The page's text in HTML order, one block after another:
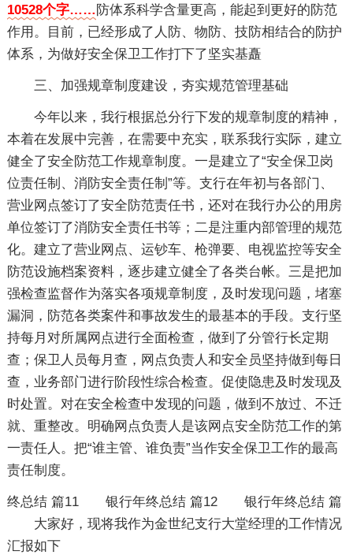
10528个字…… 防体系科学含量更高，能起到更好的防范
作用。目前，已经形成了人防、物防、技防相结合的防护
体系，为做好安全保卫工作打下了坚实基矗
三、加强规章制度建设，夯实规范管理基础
今年以来，我行根据总分行下发的规章制度的精神，
本着在发展中完善，在需要中充实，联系我行实际，建立
健全了安全防范工作规章制度。一是建立了“安全保卫岗
位责任制、消防安全责任制”等。支行在年初与各部门、
营业网点签订了安全防范责任书，还对在我行办公的用房
单位签订了消防安全责任书等；二是注重内部管理的规范
化。建立了营业网点、运钞车、枪弹要、电视监控等安全
防范设施档案资料，逐步建立健全了各类台帐。三是把加
强检查监督作为落实各项规章制度，及时发现问题，堵塞
漏洞，防范各类案件和事故发生的最基本的手段。支行坚
持每月对所属网点进行全面检查，做到了分管行长定期
查；保卫人员每月查，网点负责人和安全员坚持做到每日
查，业务部门进行阶段性综合检查。促使隐患及时发现及
时处置。对在安全检查中发现的问题，做到不放过、不迁
就、重整改。明确网点负责人是该网点安全防范工作的第
一责任人。把“谁主管、谁负责”当作安全保卫工作的最高
责任制度。
终总结 篇11
大家好，现将我作为金世纪支行大堂经理的工作情况
汇报如下
银行年终总结 篇12银行年终总结 篇